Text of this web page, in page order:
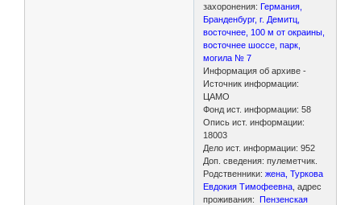
захоронения: Германия,
Бранденбург, г. Демитц,
восточнее, 100 м от окраины,
восточнее шоссе, парк,
могила № 7
Информация об архиве -
Источник информации:
ЦАМО
Фонд ист. информации: 58
Опись ист. информации:
18003
Дело ист. информации: 952
Доп. сведения: пулеметчик.
Родственники: жена, Туркова
Евдокия Тимофеевна , адрес
проживания:Пензенская